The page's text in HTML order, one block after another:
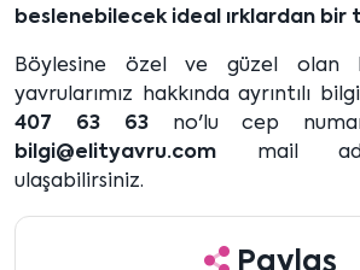
beslenebilecek ideal ırklardan bir
Böylesine özel ve güzel olan
yavrularımız hakkında ayrıntılı
407 63 63no'lu cep
bilgi@elityavru.com mail
ulaşabilirsiniz.
Paylaş